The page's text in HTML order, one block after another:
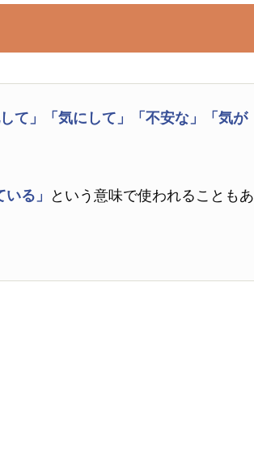
て」 「気にして」 「不安な」
「気が
いる」
という意味で使われることもあ